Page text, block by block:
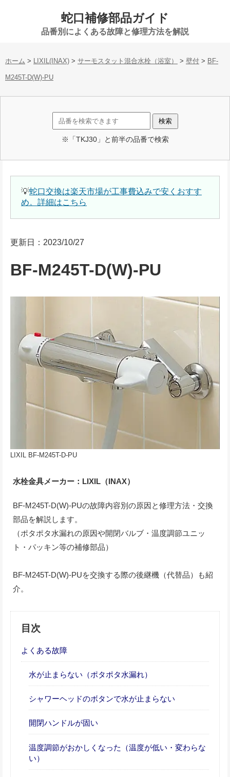
蛇口補修部品ガイド
品番別によくある故障と修理方法を解説
ホーム > LIXIL(INAX) > サーモスタット混合水栓（浴室） > 壁付 > BF-
M245T-D(W)-PU
※「TKJ30」と前半の品番で検索
💡蛇口交換は楽天市場が工事費込みで安くおすす
め。詳細はこちら
更新日：2023/10/27
BF-M245T-D(W)-PU
LIXIL BF-M245T-D-PU
水栓金具メーカー：LIXIL（INAX）
BF-M245T-D(W)-PUの故障内容別の原因と修理方法・交換
部品を解説します。
（ポタポタ水漏れの原因や開閉バルブ・温度調節ユニッ
ト・パッキン等の補修部品）
BF-M245T-D(W)-PUを交換する際の後継機（代替品）も紹
介。
目次
よくある故障
水が止まらない（ポタポタ水漏れ）
シャワーヘッドのボタンで水が止まらない
開閉ハンドルが固い
温度調節がおかしくなった（温度が低い・変わらな
い）